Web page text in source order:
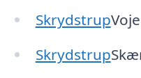
Skrydstrup
Skrydstrup